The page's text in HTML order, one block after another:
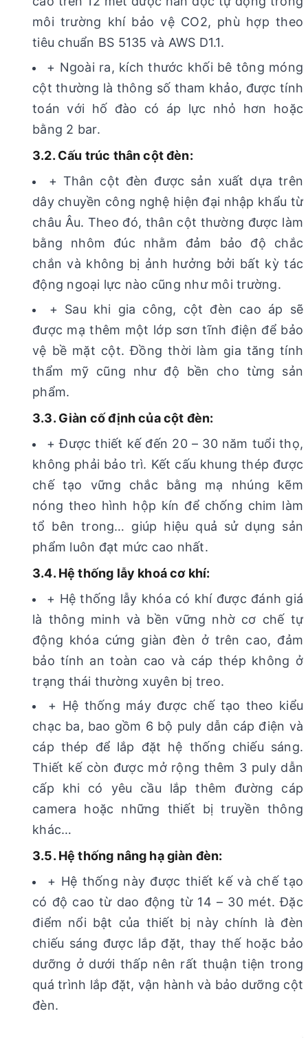
môi trường khí bảo vệ CO2, phù hợp theo
tiêu chuẩn BS 5135 và AWS D1.1.
+ Ngoài ra, kích thước khối bê tông móng
cột thường là thông số tham khảo, được tính
toán với hố đào có áp lực nhỏ hơn hoặc
bằng 2 bar.
3.2. Cấu trúc thân cột đèn:
+ Thân cột đèn được sản xuất dựa trên
dây chuyền công nghệ hiện đại nhập khẩu từ
châu Âu. Theo đó, thân cột thường được làm
bằng nhôm đúc nhằm đảm bảo độ chắc
chắn và không bị ảnh hưởng bởi bất kỳ tác
động ngoại lực nào cũng như môi trường.
+ Sau khi gia công, cột đèn cao áp sẽ
được mạ thêm một lớp sơn tĩnh điện để bảo
vệ bề mặt cột. Đồng thời làm gia tăng tính
thẩm mỹ cũng như độ bền cho từng sản
phẩm.
3.3. Giàn cố định của cột đèn:
+ Được thiết kế đến 20 – 30 năm tuổi thọ,
không phải bảo trì. Kết cấu khung thép được
chế tạo vững chắc bằng mạ nhúng kẽm
nóng theo hình hộp kín để chống chim làm
tổ bên trong… giúp hiệu quả sử dụng sản
phẩm luôn đạt mức cao nhất.
3.4. Hệ thống lẫy khoá cơ khí:
+ Hệ thống lẫy khóa có khí được đánh giá
là thông minh và bền vững nhờ cơ chế tự
động khóa cứng giàn đèn ở trên cao, đảm
bảo tính an toàn cao và cáp thép không ở
trạng thái thường xuyên bị treo.
+ Hệ thống máy được chế tạo theo kiểu
chạc ba, bao gồm 6 bộ puly dẫn cáp điện và
cáp thép để lắp đặt hệ thống chiếu sáng.
Thiết kế còn được mở rộng thêm 3 puly dẫn
cấp khi có yêu cầu lắp thêm đường cáp
camera hoặc những thiết bị truyền thông
khác…
3.5. Hệ thống nâng hạ giàn đèn:
+ Hệ thống này được thiết kế và chế tạo
có độ cao từ dao động từ 14 – 30 mét. Đặc
điểm nổi bật của thiết bị này chính là đèn
chiếu sáng được lắp đặt, thay thế hoặc bảo
dưỡng ở dưới thấp nên rất thuận tiện trong
quá trình lắp đặt, vận hành và bảo dưỡng cột
đèn.